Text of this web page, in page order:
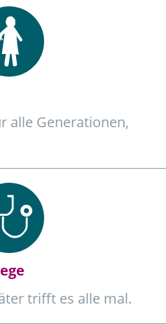
alle Generationen,
trifft es alle mal.